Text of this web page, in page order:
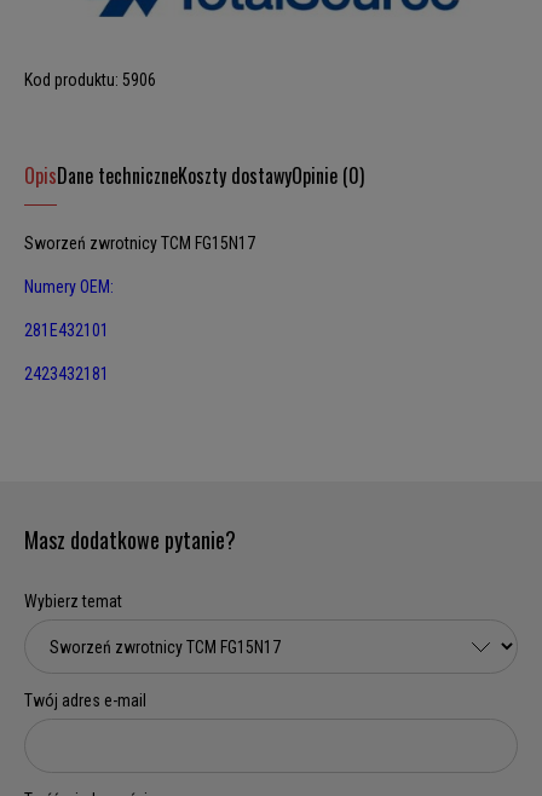
Kod produktu: 5906
OpisDane techniczneKoszty dostawyOpinie (0)
Sworzeń zwrotnicy TCM FG15N17
Numery OEM:
281E432101
2423432181
Masz dodatkowe pytanie?